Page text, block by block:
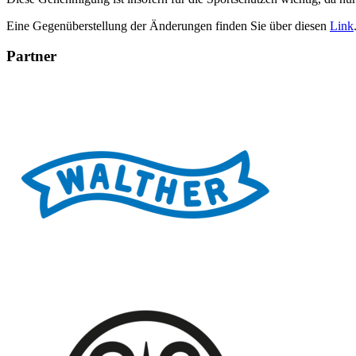
Eine Gegenüberstellung der Änderungen finden Sie über diesen Link.
Partner